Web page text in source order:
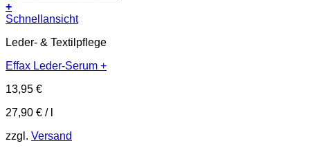
+
Schnellansicht
Leder- & Textilpflege
Effax Leder-Serum +
13,95 €
27,90 € /
zzgl. Versand